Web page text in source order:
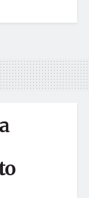
del país
publicada. Los
*